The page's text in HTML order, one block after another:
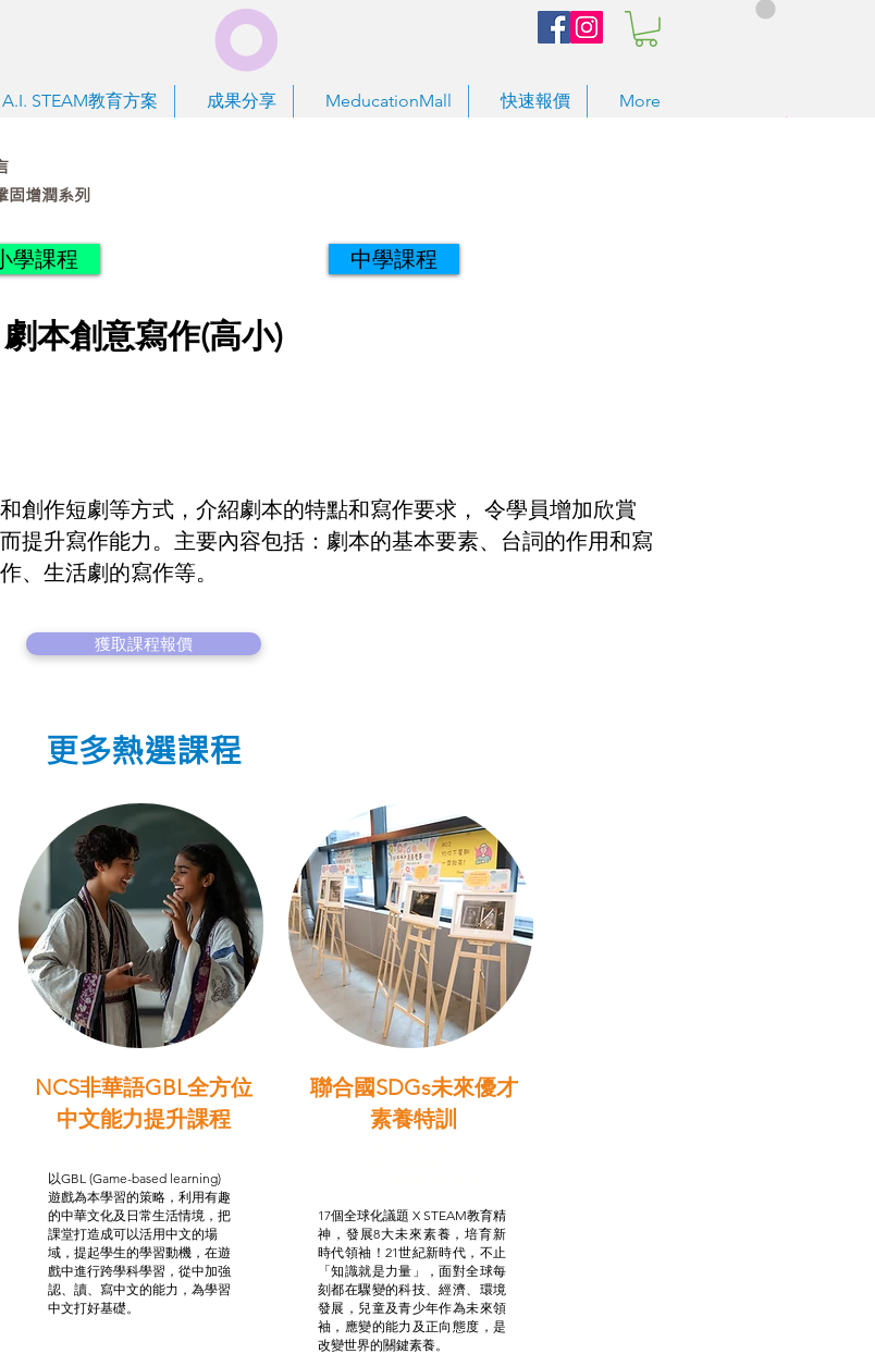
A.I. STEAM教育方案 成果分享 MeducationMall 快速報價 More
固增潤系列
創作短劇等方式，介紹劇本的特點和寫作要求， 令學員增加欣賞
提升寫作能力。主要內容包括：劇本的基本要素、台詞的作用和寫
、生活劇的寫作等。
獲取課程報價
學課程 中學課程
劇本創意寫作(高小)
更多熱選課程
NCS非華語GBL全方位
中文能力提升課程
以GBL (Game-based learning)
遊戲為本學習的策略，利用有趣
的中華文化及日常生活情境，把
課堂打造成可以活用中文的場
域，提起學生的學習動機，在遊
戲中進行跨學科學習，從中加強
認、讀、寫中文的能力，為學習
中文打好基礎。
聯合國SDGs未來優才
素養特訓
17個全球化議題 X STEAM教育精
神，發展8大未來素養，培育新
時代領袖！21世紀新時代，不止
「知識就是力量」，面對全球每
刻都在驟變的科技、經濟、環境
發展，兒童及青少年作為未來領
袖，應變的能力及正向態度，是
改變世界的關鍵素養。